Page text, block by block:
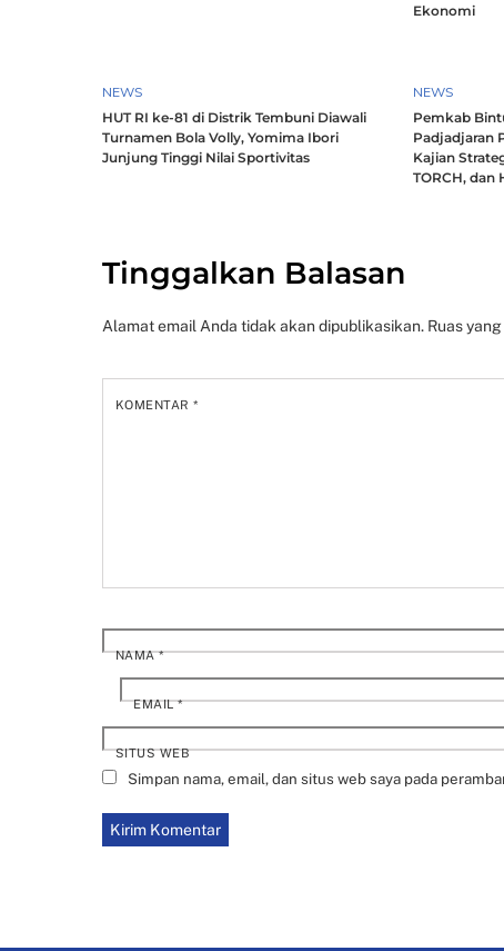
Ekonomi
NEWS
HUT RI ke-81 di Distrik Tembuni Diawali
Turnamen Bola Volly, Yomima Ibori
Junjung Tinggi Nilai Sportivitas
NEWS
Pemkab
Padjadjaran
Kajian
TORCH, dan
Tinggalkan Balasan
Alamat email Anda tidak akan dipublikasikan. Ruas
KOMENTAR*
NAMA*
EMAIL*
SITUS WEB
Simpan nama, email, dan situs web saya pada